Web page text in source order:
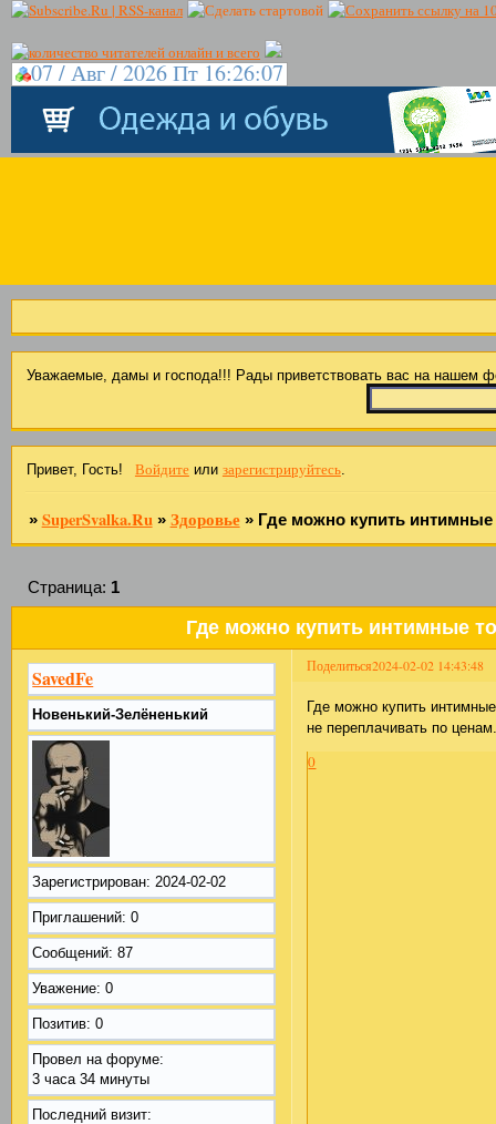
07 / Авг / 2026 Пт 16:26:07
Уважаемые, дамы и господа!!! Рады приветствовать вас на
Привет, Гость! Войдитеили зарегистрируйтесь.
» SuperSvalka.Ru » Здоровье » Где можно купить
Где можно купить интимные
Страница: 1
Поделиться2024-02-02 14:43:48
SavedFe
Новенький-Зелёненький
Зарегистрирован: 2024-02-02
Приглашений: 0
Сообщений: 87
Уважение: 0
Позитив: 0
Провел на форуме:
3 часа 34 минуты
Последний визит:
Где можно купить
не переплачивать по
0